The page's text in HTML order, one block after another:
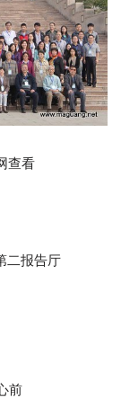
查看
二报告厅
前